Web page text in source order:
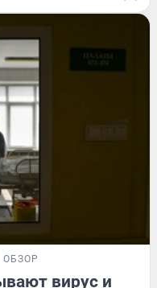
ОБЗОР
вирус и